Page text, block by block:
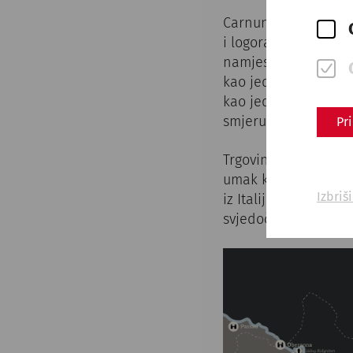
Carnuntum
i logora pričuvne
namjesnika razvio
kao jedini grad te
kao jedne od
smjeru zapad-istok
Trgovina i prijenos
umak kao začin,
iz Italije ili Galije.
svjedoče o